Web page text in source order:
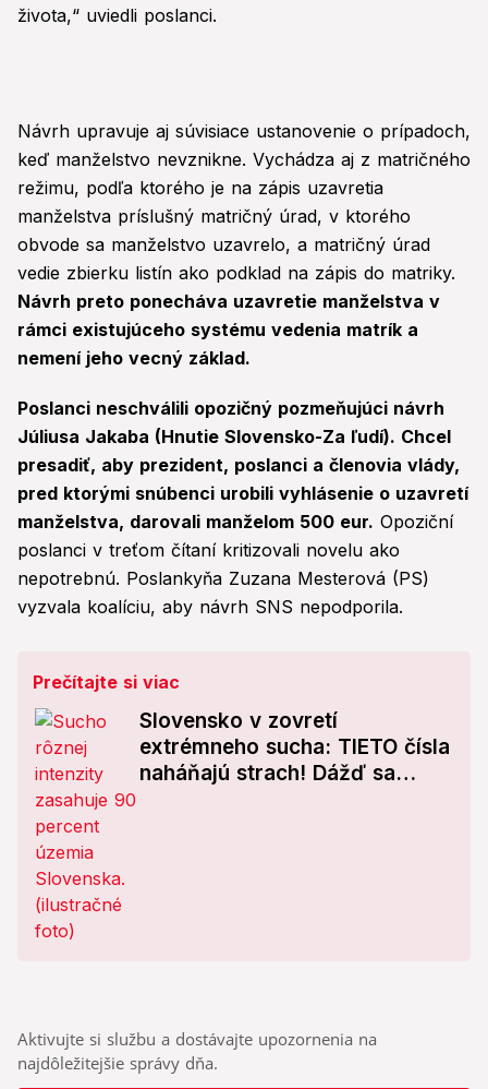
života,“ uviedli poslanci.
Návrh upravuje aj súvisiace ustanovenie o prípadoch,
keď manželstvo nevznikne. Vychádza aj z matričného
režimu, podľa ktorého je na zápis uzavretia
manželstva príslušný matričný úrad, v ktorého
obvode sa manželstvo uzavrelo, a matričný úrad
vedie zbierku listín ako podklad na zápis do matriky.
Návrh preto ponecháva uzavretie manželstva v
rámci existujúceho systému vedenia matrík a
nemení jeho vecný základ.
Poslanci neschválili opozičný pozmeňujúci návrh
Júliusa Jakaba (Hnutie Slovensko-Za ľudí). Chcel
presadiť, aby prezident, poslanci a členovia vlády,
pred ktorými snúbenci urobili vyhlásenie o uzavretí
manželstva, darovali manželom 500 eur. Opoziční
poslanci v treťom čítaní kritizovali novelu ako
nepotrebnú. Poslankyňa Zuzana Mesterová (PS)
vyzvala koalíciu, aby návrh SNS nepodporila.
Prečítajte si viac
Slovensko v zovretí
extrémneho sucha: TIETO čísla
naháňajú strach! Dážď sa
Aktivujte si službu a dostávajte upozornenia na
najdôležitejšie správy dňa.